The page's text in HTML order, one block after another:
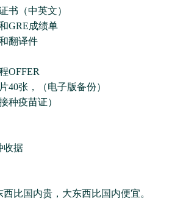
（中英文）
成绩单
翻译件
张，（电子版备份）
疫苗证）
据
国内贵，大东西比国内便宜。